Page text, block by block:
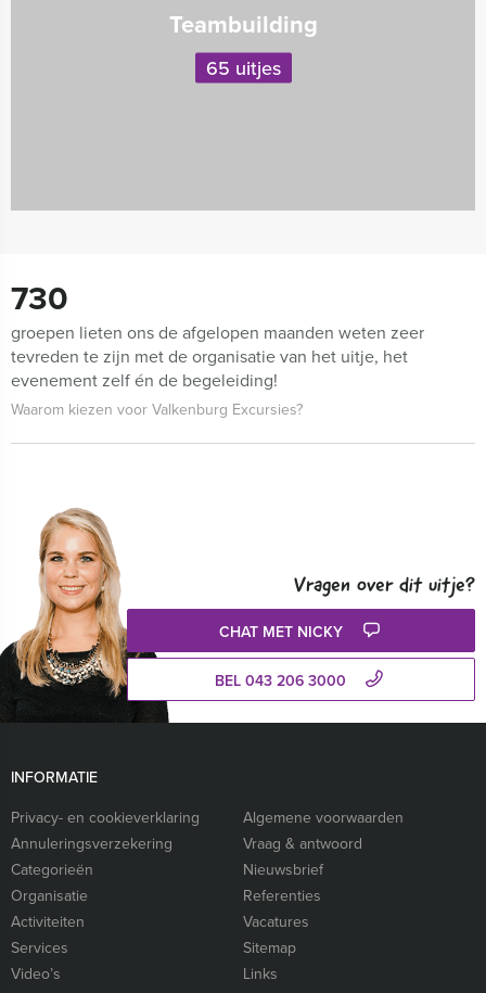
Teambuilding
65 uitjes
730
groepen lieten ons de afgelopen maanden weten zeer
tevreden te zijn met de organisatie van het uitje, het
evenement zelf én de begeleiding!
Waarom kiezen voor Valkenburg Excursies?
Vragen over dit uitje?
CHAT MET NICKY
BEL 043 206 3000
INFORMATIE
Privacy- en cookieverklaring
Algemene voorwaarden
Annuleringsverzekering
Vraag & antwoord
Categorieën
Nieuwsbrief
Organisatie
Referenties
Activiteiten
Vacatures
Services
Sitemap
Video’s
Links